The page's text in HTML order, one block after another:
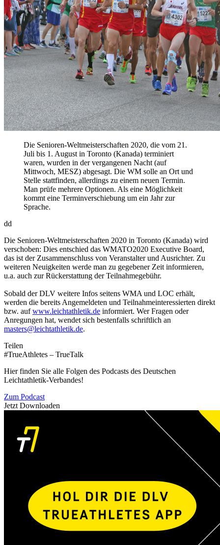
Die Senioren-Weltmeisterschaften 2020, die vom 21.
Juli bis 1. August in Toronto (Kanada) terminiert
waren, wurden in der vergangenen Nacht (auf
Mittwoch, MESZ) abgesagt. Die WM solle an Ort und
Stelle stattfinden, allerdings zu einem neuen Termin.
Man prüfe mehrere Optionen. Als eine Möglichkeit
kommt eine Terminverschiebung um ein Jahr zur
Sprache.
dd
Die Senioren-Weltmeisterschaften 2020 in Toronto (Kanada) wird
verschoben: Dies entschied das WMATO2020 Executive Board,
das ist der Zusammenschluss von Veranstalter und Ausrichter. Zu
weiteren Neuigkeiten werde man zu gegebener Zeit informieren,
u.a. auch zur Rückerstattung der Teilnahmegebühr.
Sobald der DLV weitere Infos seitens WMA und LOC erhält,
werden die bereits Angemeldeten und Teilnahmeinteressierten direkt
bzw. aufwww.leichtathletik.de informiert. Wer Fragen oder
Anregungen hat, wendet sich bestenfalls schriftlich an
masters@leichtathletik.de.
Teilen
#TrueAthletes – TrueTalk
Hier finden Sie alle Folgen des Podcasts des Deutschen
Leichtathletik-Verbandes!
Zum Podcast
Jetzt Downloaden